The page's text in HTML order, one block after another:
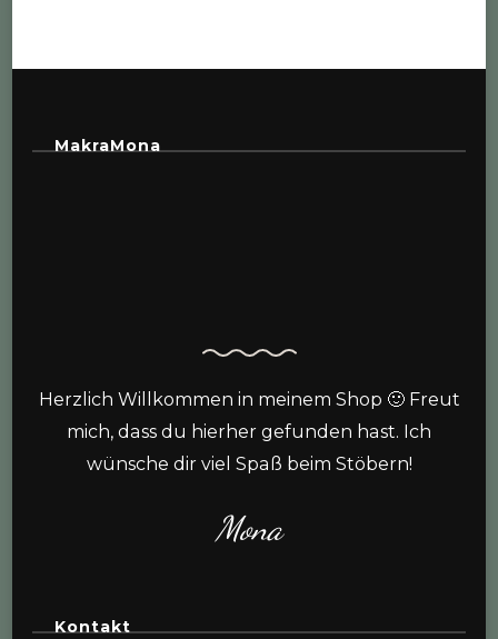
MakraMona
Herzlich Willkommen in meinem Shop 🙂 Freut
mich, dass du hierher gefunden hast. Ich
wünsche dir viel Spaß beim Stöbern!
Mona
Kontakt